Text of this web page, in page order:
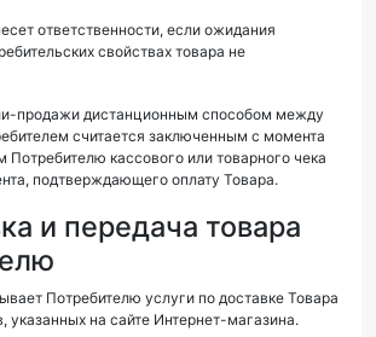
ответственности, если ожидания
свойствах товара не
продажи дистанционным способом между
считается заключенным с момента
кассового или товарного чека
подтверждающего оплату Товара.
и передача товара
Потребителю услуги по доставке Товара
указанных на сайте Интернет-магазина.